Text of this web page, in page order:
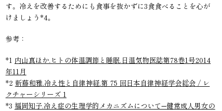
す。冷えを改善するためにも食事を抜かずに3食食べることを心が
けましょう*4。
参考：
*1 内山真ほか.ヒトの体温調節と睡眠.日温気物医誌第78巻1号2014
年11月
*2 新藤和雅.冷え性と自律神経.第 75 回日本自律神経学会総会 / レ
クチャーシリーズ 1
*3 福岡知子.冷え症の生理学的メカニズムについて─健常成人男女の